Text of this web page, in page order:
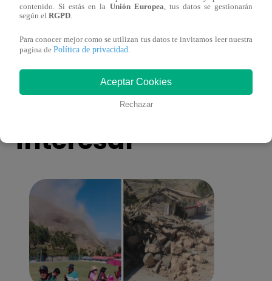
toma una difícil decisión por el futuro de
También te puede
interesar
contenido. Si estás en la Unión Europea, tus datos se gestionarán
según el RGPD.
Para conocer mejor como se utilizan tus datos te invitamos leer nuestra
pagina de Política de privacidad.
Aceptar Cookies
Rechazar